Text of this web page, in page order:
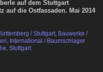
auf dem Stuttgart
auf die Ostfassaden. Mai 2014
/ Stuttgart, Bauwerke /
International / Baumschlager
Stuttgart